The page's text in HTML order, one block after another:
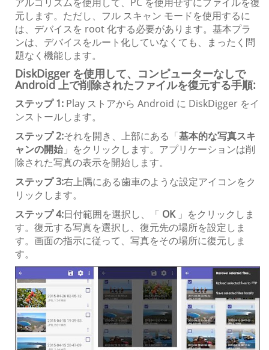
元します。ただし、フル スキャン モードを使用するに
は、デバイスを root 化する必要があります。基本プラ
ンは、デバイスをルート化していなくても、まったく問
題なく機能します。
DiskDigger を使用して、コンピューターなしで
Android 上で削除されたファイルを復元する手順:
ステップ 1: Play ストアから Android に DiskDigger をイ
ンストールします。
ステップ 2:それを開き、上部にある「基本的な写真スキ
ャンの開始 」をクリックします。アプリケーションは削
除された写真の表示を開始します。
ステップ 3:右上隅にある歯車のような設定アイコンをク
リックします。
ステップ 4:日付範囲を選択し、「 OK」をクリックしま
す。復元する写真を選択し、復元先の場所を設定しま
す。画面の指示に従って、写真をその場所に復元しま
す。